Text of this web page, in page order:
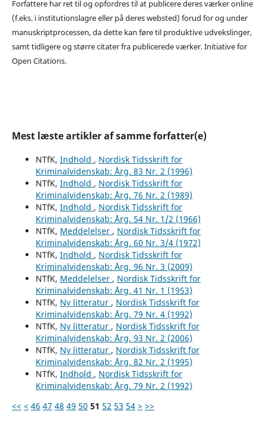
Forfattere har ret til og opfordres til at publicere deres værker online
(f.eks. i institutionslagre eller på deres websted) forud for og under
manuskriptprocessen, da dette kan føre til produktive udvekslinger,
samt tidligere og større citater fra publicerede værker. Initiative for
Open Citations.
Mest læste artikler af samme forfatter(e)
NTfK, Indhold , Nordisk Tidsskrift for
Kriminalvidenskab: Årg. 83 Nr. 2 (1996)
NTfK, Indhold , Nordisk Tidsskrift for
Kriminalvidenskab: Årg. 76 Nr. 2 (1989)
NTfK, Indhold , Nordisk Tidsskrift for
Kriminalvidenskab: Årg. 54 Nr. 1/2 (1966)
NTfK, Meddelelser , Nordisk Tidsskrift for
Kriminalvidenskab: Årg. 60 Nr. 3/4 (1972)
NTfK, Indhold , Nordisk Tidsskrift for
Kriminalvidenskab: Årg. 96 Nr. 3 (2009)
NTfK, Meddelelser , Nordisk Tidsskrift for
Kriminalvidenskab: Årg. 41 Nr. 1 (1953)
NTfK, Ny litteratur , Nordisk Tidsskrift for
Kriminalvidenskab: Årg. 79 Nr. 4 (1992)
NTfK, Ny litteratur , Nordisk Tidsskrift for
Kriminalvidenskab: Årg. 93 Nr. 2 (2006)
NTfK, Ny litteratur , Nordisk Tidsskrift for
Kriminalvidenskab: Årg. 82 Nr. 2 (1995)
NTfK, Indhold , Nordisk Tidsskrift for
Kriminalvidenskab: Årg. 79 Nr. 2 (1992)
<< < 46 47 48 49 50 51 52 53 54 > >>